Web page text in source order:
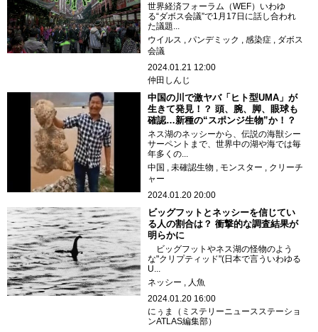
世界経済フォーラム（WEF）いわゆ
る“ダボス会議”で1月17日に話し合われ
た議題...
ウイルス
パンデミック 感染症
ダボス
会議
2024.01.21 12:00
仲田しんじ
中国の川で激ヤバ「ヒト型UMA」が
生きて発見！？ 頭、腕、脚、眼球も
確認…新種の“スポンジ生物”か！？
ネス湖のネッシーから、伝説の海獣シー
サーペントまで、世界中の湖や海では毎
年多くの...
中国
未確認生物 モンスター
クリーチ
ャー
2024.01.20 20:00
ビッグフットとネッシーを信じてい
る人の割合は？ 衝撃的な調査結果が
明らかに
ビッグフットやネス湖の怪物のよう
な"クリプティッド"(日本で言ういわゆる
U...
ネッシー
人魚
2024.01.20 16:00
にぅま（ミステリーニュースステーショ
ンATLAS編集部）